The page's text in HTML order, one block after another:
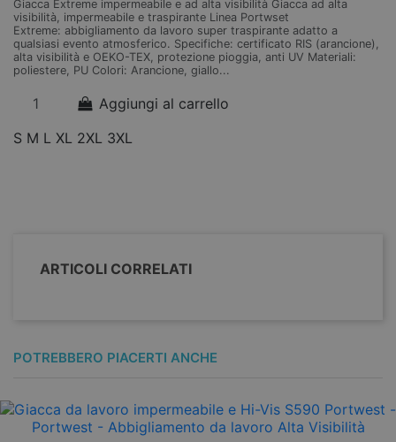
Giacca Extreme impermeabile e ad alta visibilità Giacca ad alta
visibilità, impermeabile e traspirante Linea Portwset
Extreme: abbigliamento da lavoro super traspirante adatto a
qualsiasi evento atmosferico. Specifiche: certificato RIS (arancione),
alta visibilità e OEKO-TEX, protezione pioggia, anti UV Materiali:
poliestere, PU Colori: Arancione, giallo...
Aggiungi al carrello
S M L XL 2XL 3XL
ARTICOLI CORRELATI
POTREBBERO PIACERTI ANCHE